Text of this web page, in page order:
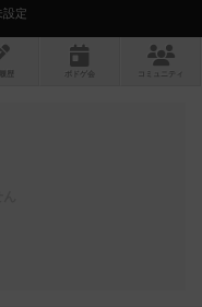
設定
歴 ボ ドゲ コミュニティ